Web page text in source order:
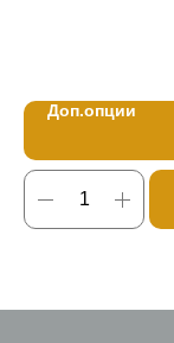
Доп.опции